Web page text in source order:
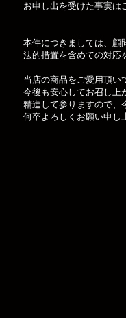
出を受けた事実はご
つきましては、顧問弁
置を含めての対応を検
商品をご愛用頂いて
安心してお召し上がり
て参りますので、今後
ろしくお願い申し上